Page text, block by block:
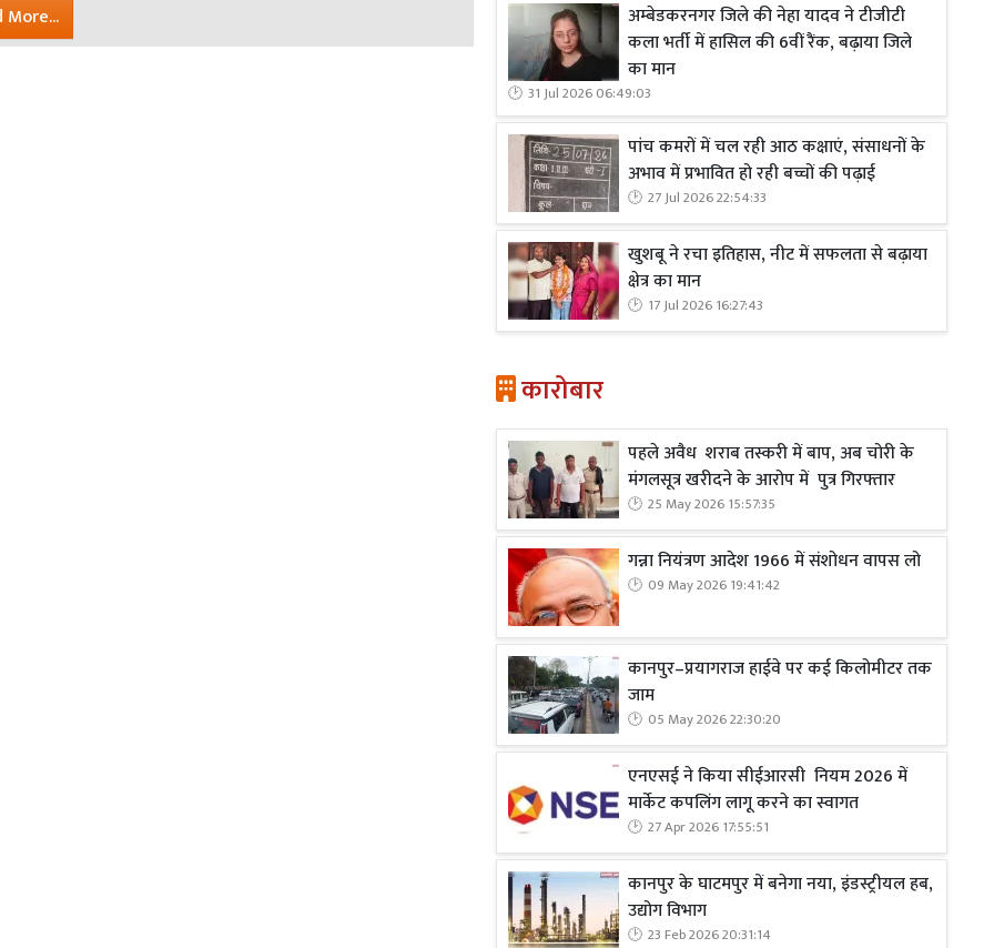
More...
अम्बेडकरनगर जिले की नेहा यादव ने टीजीटी
कला भर्ती में हासिल की 6वीं रैंक, बढ़ाया जिले
का मान
31 Jul 2026 06:49:03
पांच कमरों में चल रही आठ कक्षाएं, संसाधनों के
अभाव में प्रभावित हो रही बच्चों की पढ़ाई
27 Jul 2026 22:54:33
खुशबू ने रचा इतिहास, नीट में सफलता से बढ़ाया
क्षेत्र का मान
17 Jul 2026 16:27:43
कारोबार
पहले अवैध शराब तस्करी में बाप, अब चोरी के
मंगलसूत्र खरीदने के आरोप में पुत्र गिरफ्तार
25 May 2026 15:57:35
गन्ना नियंत्रण आदेश 1966 में संशोधन वापस लो
09 May 2026 19:41:42
कानपुर–प्रयागराज हाईवे पर कई किलोमीटर तक
जाम
05 May 2026 22:30:20
एनएसई ने किया सीईआरसी नियम 2026 में
मार्केट कपलिंग लागू करने का स्वागत
27 Apr 2026 17:55:51
कानपुर के घाटमपुर में बनेगा नया, इंडस्ट्रीयल हब,
उद्योग विभाग
23 Feb 2026 20:31:14